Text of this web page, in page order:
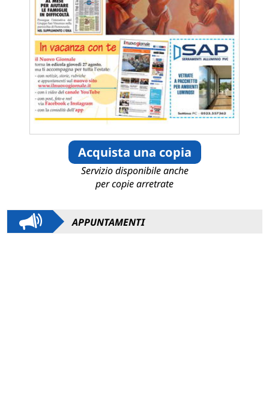
Acquista una copia
Servizio disponibile anche
per copie arretrate
APPUNTAMENTI